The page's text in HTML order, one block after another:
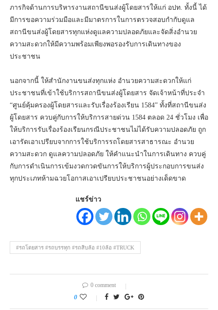
ภารกิจด้านการบริหารงานสถานีขนส่งผู้โดยสารให้แก่ อปท. ทั้งนี้ ได้
มีการขอความร่วมมือและมีมาตรการในการตรวจสอบกำกับดูแล
สถานีขนส่งผู้โดยสารทุกแห่งดูแลความปลอดภัยและจัดสิ่งอำนวย
ความสะดวกให้มีความพร้อมเพียงพอรองรับการเดินทางของ
ประชาชน
นอกจากนี้ ให้สำนักงานขนส่งทุกแห่ง อำนวยความสะดวกให้แก่
ประชาชนที่เข้าใช้บริการสถานีขนส่งผู้โดยสาร จัดเจ้าหน้าที่ประจำ
“ศูนย์คุ้มครองผู้โดยสารและรับเรื่องร้องเรียน 1584” ทั้งที่สถานีขนส่ง
ผู้โดยสาร ควบคู่กับการให้บริการสายด่วน 1584 ตลอด 24 ชั่วโมง เพื่อ
ให้บริการรับเรื่องร้องเรียนกรณีประชาชนไม่ได้รับความปลอดภัย ถูก
เอารัดเอาเปรียบจากการใช้บริการรถโดยสารสาธารณะ อำนวย
ความสะดวก ดูแลความปลอดภัย ให้คำแนะนำในการเดินทาง ควบคู่
กับการดำเนินการเข้มงวดกวดขันการให้บริการผู้ประกอบการขนส่ง
ทุกประเภทห้ามฉวยโอกาสเอาเปรียบประชาชนอย่างเด็ดขาด
แชร์ข่าว
#รถโดยสาร #รถบรรทุก #รถสิบล้อ #10ล้อ #TRUCK
0 comment
0